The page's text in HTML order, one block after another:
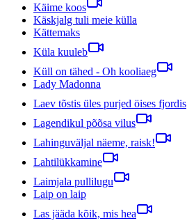
Käime koos
Käskjalg tuli meie külla
Kättemaks
Küla kuuleb
Küll on tähed - Oh kooliaeg
Lady Madonna
Laev tõstis üles purjed öises fjordis
Lagendikul põõsa vilus
Lahinguväljal näeme, raisk!
Lahtilükkamine
Laimjala pullilugu
Laip on laip
Las jääda kõik, mis hea